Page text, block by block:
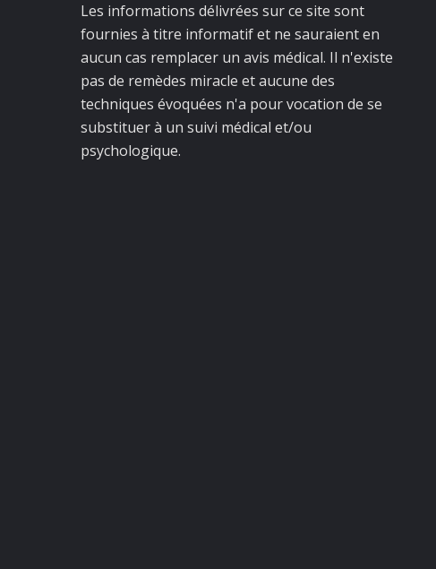
Les informations délivrées sur ce site sont
fournies à titre informatif et ne sauraient en
aucun cas remplacer un avis médical. Il n'existe
pas de remèdes miracle et aucune des
techniques évoquées n'a pour vocation de se
substituer à un suivi médical et/ou
psychologique.